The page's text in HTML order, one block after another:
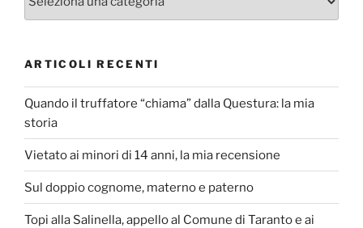
ARTICOLI RECENTI
Quando il truffatore “chiama” dalla Questura: la mia
storia
Vietato ai minori di 14 anni, la mia recensione
Sul doppio cognome, materno e paterno
Topi alla Salinella, appello al Comune di Taranto e ai